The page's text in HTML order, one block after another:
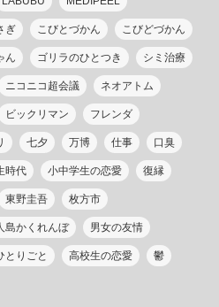
ぎ こびとづかん こびどづかん
ん ゴリラのひとつき シミ治療
ニコニコ超会議 ネオアトム
ビックリマン フレンダ
七夕 万博 仕事 口臭
時代 小中学生の恋愛 復縁
東野圭吾 枚方市
島かくれんぼ 男女の友情
とりごと 高校生の恋愛 鬱